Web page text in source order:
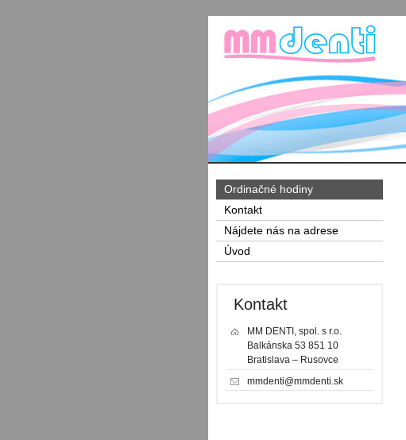
Ordinačné hodiny
Kontakt
Nájdete nás na adrese
Úvod
Kontakt
MM DENTI, spol. s r.o.
Balkánska 53 851 10
Bratislava – Rusovce
mmdenti@mmdenti.sk